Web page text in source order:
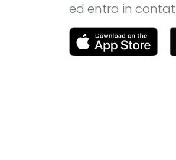
ed entra in